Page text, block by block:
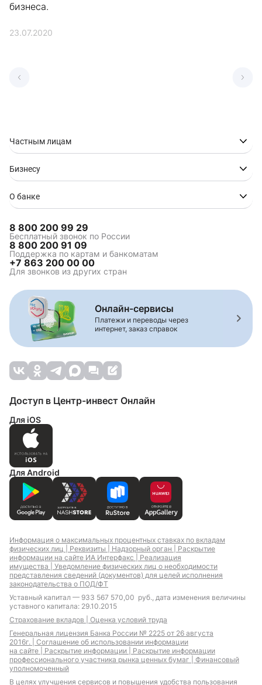
бизнеса.
23.07.2020
Частным лицам
Бизнесу
О банке
8 800 200 99 29
Бесплатный звонок по России
8 800 200 91 09
Поддержка по картам и банкоматам
+7 863 200 00 00
Для звонков из других стран
Онлайн-сервисы
Платежи и переводы через
интернет, заказ справок
Доступ в Центр-инвест Онлайн
Для iOS
Для Android
Информация о максимальных процентных ставках по вкладам
физических лиц | Реквизиты | Надзорный орган | Раскрытие
информации на сайте ИА Интерфакс | Реализация
имущества | Уведомление физических лиц о необходимости
представления сведений (документов) для целей исполнения
законодательства о ПОД/ФТ
Уставный капитал — 933 567 570,00 руб., дата изменения величины
уставного капитала: 29.10.2015
Страхование вкладов | Оценка условий труда
Генеральная лицензия Банка России № 2225 от 26 августа
2016г. | Соглашение об использовании информации
на сайте | Раскрытие информации | Раскрытие информации
профессионального участника рынка ценных бумаг | Финансовый
уполномоченный
В целях улучшения сервисов и повышения удобства пользования